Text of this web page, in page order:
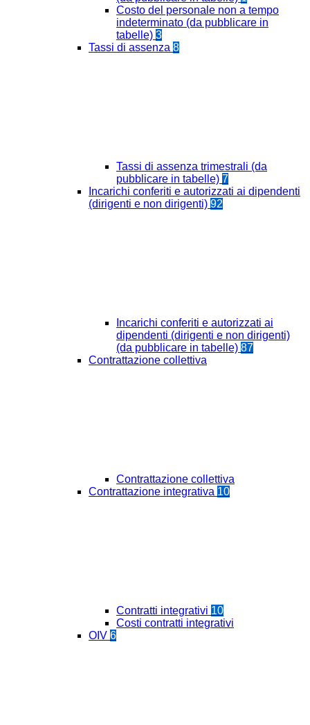
Costo del personale non a tempo
indeterminato (da pubblicare in
tabelle) 3
Tassi di assenza 8
Tassi di assenza trimestrali (da
pubblicare in tabelle) 7
Incarichi conferiti e autorizzati ai dipendenti
(dirigenti e non dirigenti) 92
Incarichi conferiti e autorizzati ai
dipendenti (dirigenti e non dirigenti)
(da pubblicare in tabelle) 87
Contrattazione collettiva
Contrattazione collettiva
Contrattazione integrativa 10
Contratti integrativi 10
Costi contratti integrativi
OIV 6